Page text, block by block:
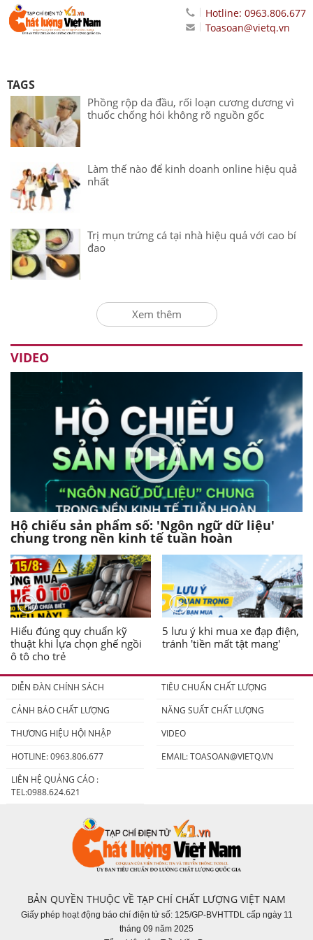
Hotline: 0963.806.677
Toasoan@vietq.vn
TAGS
Phồng rộp da đầu, rối loạn cương dương vì
thuốc chống hói không rõ nguồn gốc
Làm thế nào để kinh doanh online hiệu quả
nhất
Trị mụn trứng cá tại nhà hiệu quả với cao bí
đao
Xem thêm
VIDEO
Hộ chiếu sản phẩm số: 'Ngôn ngữ dữ liệu'
chung trong nền kinh tế tuần hoàn
Hiểu đúng quy chuẩn kỹ
thuật khi lựa chọn ghế ngồi
ô tô cho trẻ
5 lưu ý khi mua xe đạp điện,
tránh 'tiền mất tật mang'
DIỄN ĐÀN CHÍNH SÁCH
TIÊU CHUẨN CHẤT LƯỢNG
CẢNH BÁO CHẤT LƯỢNG
NĂNG SUẤT CHẤT LƯỢNG
THƯƠNG HIỆU HỘI NHẬP
VIDEO
HOTLINE: 0963.806.677
EMAIL:TOASOAN@VIETQ.VN
LIÊN HỆ QUẢNG CÁO :
TEL:0988.624.621
BẢN QUYỀN THUỘC VỀ TẠP CHÍ CHẤT LƯỢNG VIỆT NAM
Giấy phép hoạt động báo chí điện tử số: 125/GP-BVHTTDL cấp ngày 11
tháng 09 năm 2025